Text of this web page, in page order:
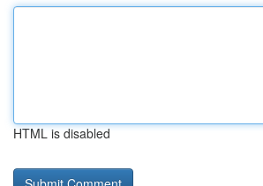
HTML is disabled